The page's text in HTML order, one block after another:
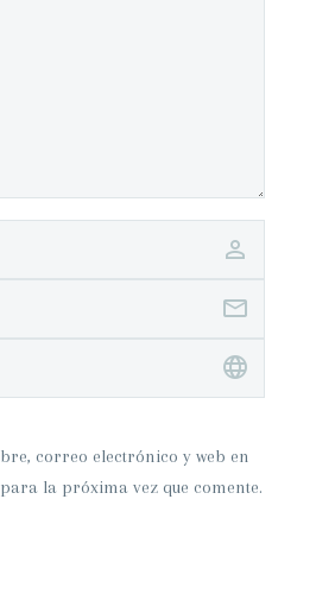
correo electrónico y web en
la próxima vez que comente.